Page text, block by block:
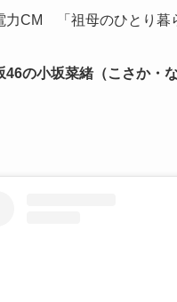
力CM 「祖母のひとり暮
46の小坂菜緒（こさか・